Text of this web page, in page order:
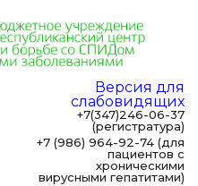
Версия для
слабовидящих
+7(347)246-06-37
(регистратура)
+7 (986) 964-92-74 (для
пациентов с
хроническими
вирусными гепатитами)